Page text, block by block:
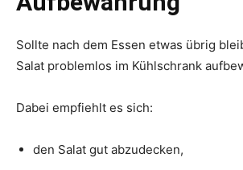
Sollte nach dem Essen etwas übrig
Salat problemlos im Kühlschrank
Dabei empfiehlt es sich:
den Salat gut abzudecken,